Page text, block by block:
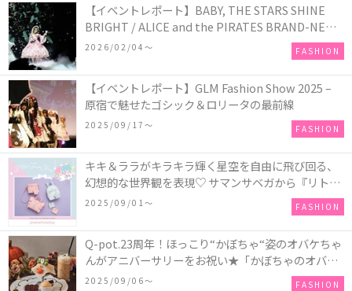
【イベントレポート】BABY, THE STARS SHINE
BRIGHT / ALICE and the PIRATES BRAND-NEW
COLLECTION in TOKYO
2026/02/04〜 FASHION
【イベントレポート】GLM Fashion Show 2025 –
原宿で魅せたゴシック＆ロリータの最前線
2025/09/17〜 FASHION
キキ＆ララがキラキラ輝く星空を自由に飛び回る、
幻想的な世界観を表現♡ サマンサベガから『リトル
ツインスターズ』50周年アニバーサリーイヤー』を
2025/09/01〜 FASHION
Q-pot.23周年！ほっこり“かぼちゃ“姿のオバケちゃ
んがアニバーサリーをお祝い★「かぼちゃのオバケ
ーキアクセサリー」が新発売！Q-pot CAFE.では
2025/09/06〜 FASHION